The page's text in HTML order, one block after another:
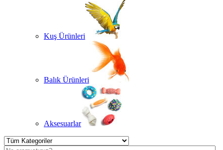
Kuş Ürünleri
Balık Ürünleri
Aksesuarlar